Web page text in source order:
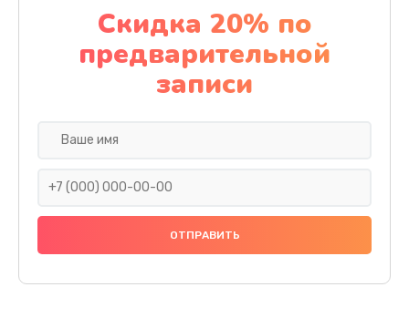
Замена/ремонт платы
1100 руб.
Заказать
Ремонт корпуса
1000 руб.
Скидка 20% по
предварительной
записи